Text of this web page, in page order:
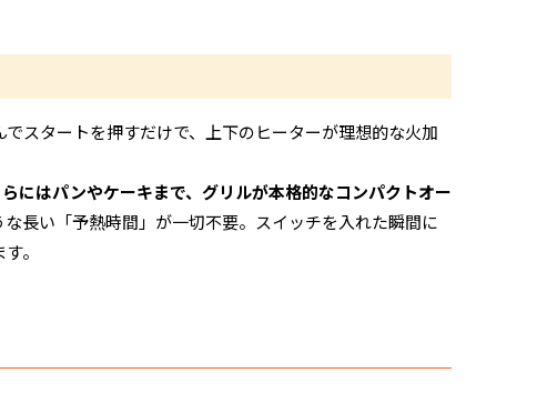
スタートを押すだけで、上下のヒーターが理想的な火加
にはパンやケーキまで、グリルが本格的なコンパクトオー
長い「予熱時間」が一切不要。スイッチを入れた瞬間に
。